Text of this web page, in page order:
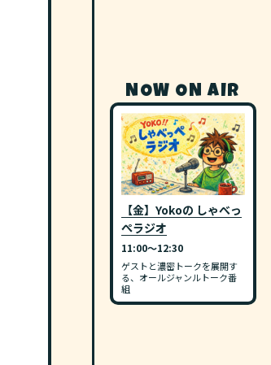
NOW ON AIR
【金】Yokoの しゃべっ
ぺラジオ
11:00〜12:30
ゲストと濃密トークを展開す
る、オールジャンルトーク番
組